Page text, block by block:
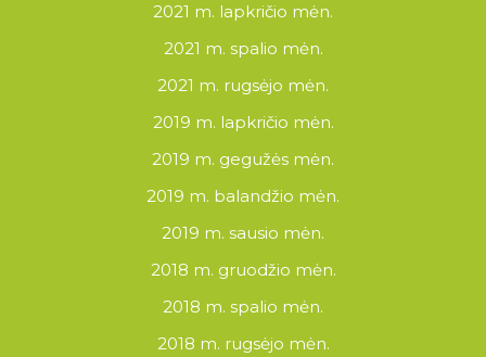
2021 m. lapkričio mėn.
2021 m. spalio mėn.
2021 m. rugsėjo mėn.
2019 m. lapkričio mėn.
2019 m. gegužės mėn.
2019 m. balandžio mėn.
2019 m. sausio mėn.
2018 m. gruodžio mėn.
2018 m. spalio mėn.
2018 m. rugsėjo mėn.